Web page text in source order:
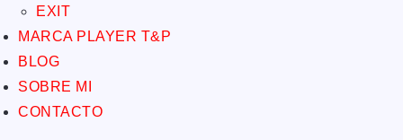
EXIT
MARCA PLAYER T&P
BLOG
SOBRE MI
CONTACTO